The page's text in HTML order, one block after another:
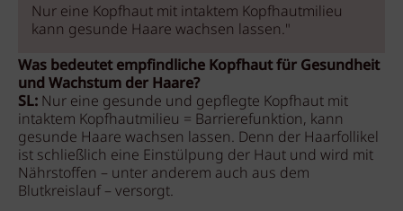
Nur eine Kopfhaut mit intaktem Kopfhautmilieu
kann gesunde Haare wachsen lassen."
Was bedeutet empfindliche Kopfhaut für Gesundheit
und Wachstum der Haare?
SL: Nur eine gesunde und gepflegte Kopfhaut mit
intaktem Kopfhautmilieu = Barrierefunktion, kann
gesunde Haare wachsen lassen. Denn der Haarfollikel
ist schließlich eine Einstülpung der Haut und wird mit
Nährstoffen – unter anderem auch aus dem
Blutkreislauf – versorgt.